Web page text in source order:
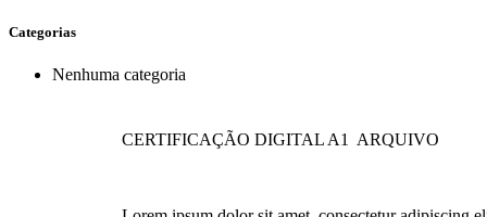
Categorias
Nenhuma categoria
CERTIFICAÇÃO DIGITAL A1 ARQUIVO